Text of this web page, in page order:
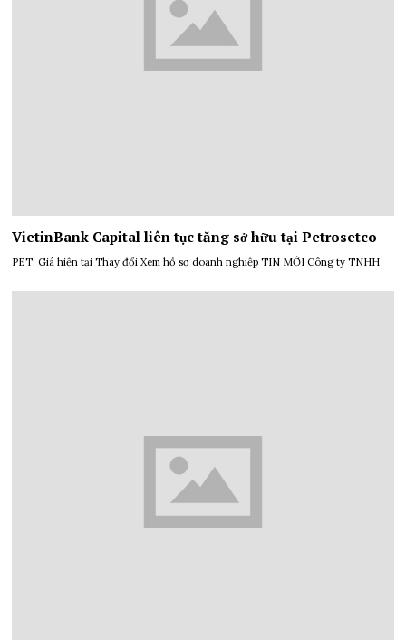
VietinBank Capital liên tục tăng sở hữu tại Petrosetco
PET: Giá hiện tại Thay đổi Xem hồ sơ doanh nghiệp TIN MỚI Công ty TNHH